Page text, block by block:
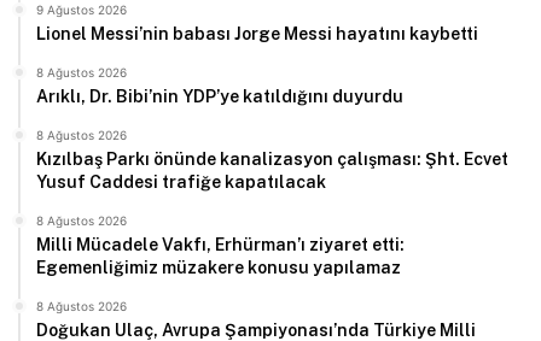
9 Ağustos 2026
Lionel Messi’nin babası Jorge Messi hayatını kaybetti
8 Ağustos 2026
Arıklı, Dr. Bibi’nin YDP’ye katıldığını duyurdu
8 Ağustos 2026
Kızılbaş Parkı önünde kanalizasyon çalışması: Şht. Ecvet
Yusuf Caddesi trafiğe kapatılacak
8 Ağustos 2026
Milli Mücadele Vakfı, Erhürman’ı ziyaret etti:
Egemenliğimiz müzakere konusu yapılamaz
8 Ağustos 2026
Doğukan Ulaç, Avrupa Şampiyonası’nda Türkiye Milli